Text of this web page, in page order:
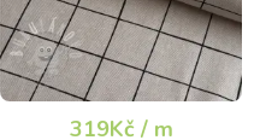
319Kč / m